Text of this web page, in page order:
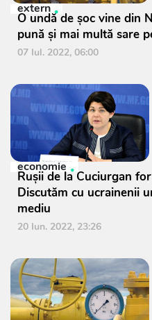
extern
O undă de şoc vine din
pună şi mai multă sare
07 Iul. 2022, 06:00
economie
Rușii de la Cuciurgan
Discutăm cu ucrainenii
mediu
20 Iun. 2022, 23:26